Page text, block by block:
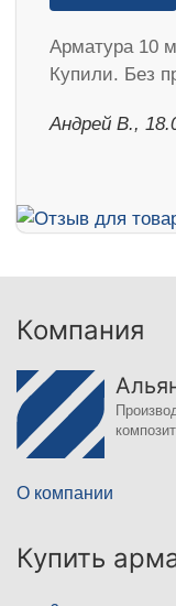
Арматура 10
Купили. Без
Андрей В.,
Компания
О компании
Купить